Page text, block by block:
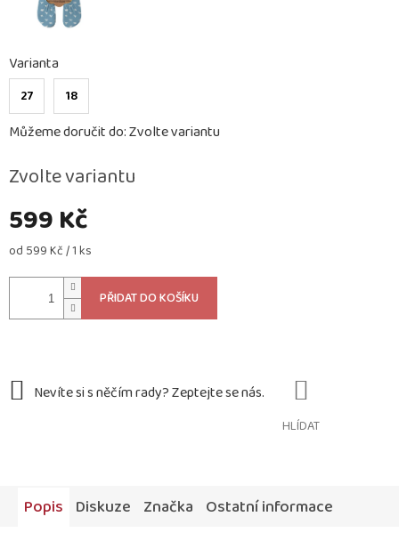
599 Kč
Měrná
od 599 Kč / 1 ks
Zvolte variantu
Varianta
27 18
Můžeme doručit do:Zvolte variantu
PŘIDAT DO KOŠÍKU
HLÍDAT
Popis Diskuze Značka Ostatní informace